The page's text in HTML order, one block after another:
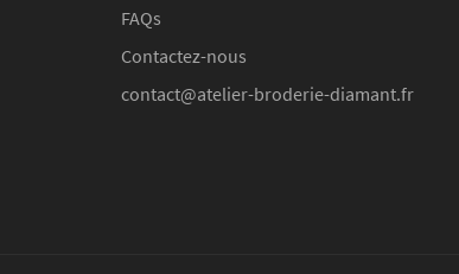
FAQs
Contactez-nous
contact@atelier-broderie-diamant.fr